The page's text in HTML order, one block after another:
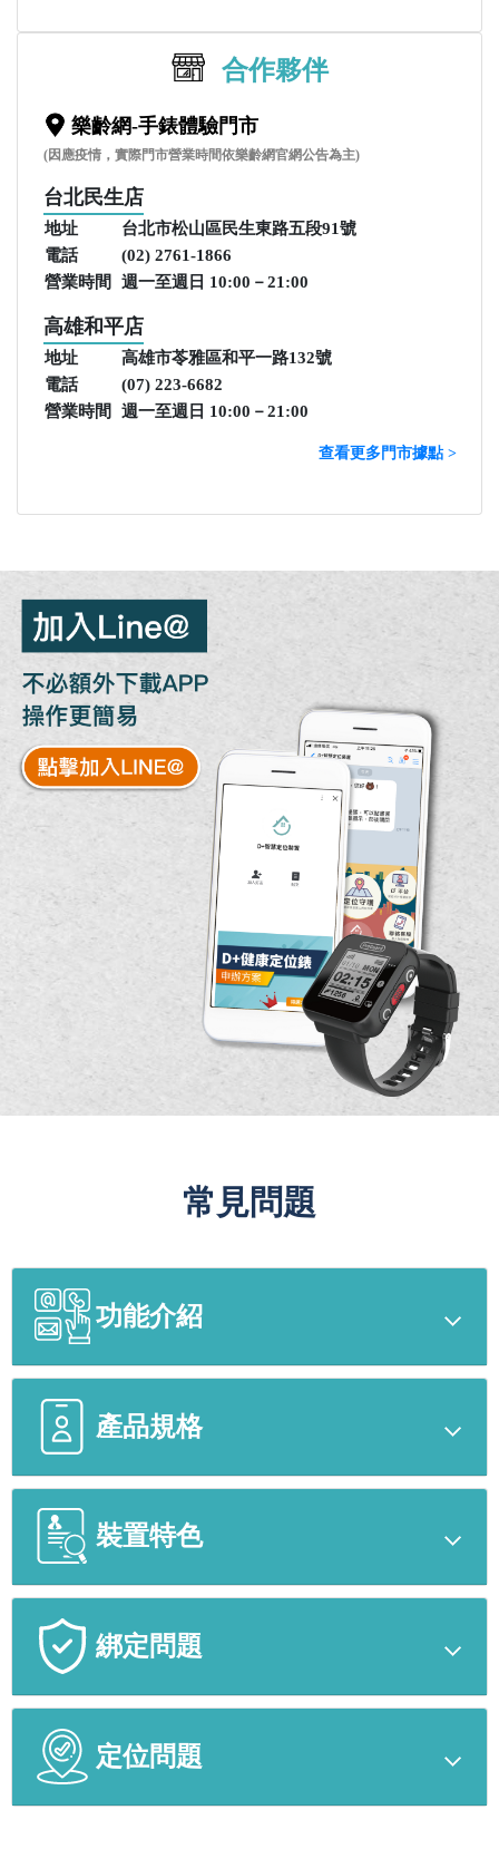
合作夥伴
樂齡網-手錶體驗門市
(因應疫情，實際門市營業時間依樂齡網官網公告為主)
台北民生店
地址
台北市松山區民生東路五段91號
電話
(02) 2761-1866
營業時間
週一至週日 10:00－21:00
高雄和平店
地址
高雄市苓雅區和平一路132號
電話
(07) 223-6682
營業時間
週一至週日 10:00－21:00
查看更多門市據點 >
常見問題
功能介紹
產品規格
裝置特色
綁定問題
定位問題